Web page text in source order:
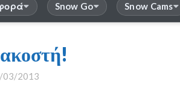
Snow Go Snow Cams
03/2013